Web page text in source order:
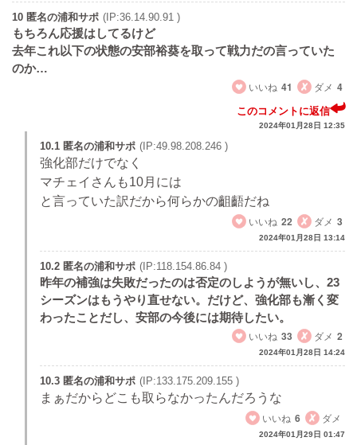
10 匿名の浦和サポ (IP:36.14.90.91 )
もちろん応援はしてるけど
去年これ以下の状態の安部裕葵を取って戦力だの言っていた
のか…
いいね 41 ダメ 4
このコメントに返信
2024年01月28日 12:35
10.1 匿名の浦和サポ (IP:49.98.208.246 )
強化部だけでなく
マチェイさんも10月には
と言っていた訳だから何らかの齟齬だね
いいね 22 ダメ 3
2024年01月28日 13:14
10.2 匿名の浦和サポ (IP:118.154.86.84 )
昨年の補強は失敗だったのは否定のしようが無いし、23
シーズンはもうやり直せない。だけど、強化部も漸く変
わったことだし、安部の今後には期待したい。
いいね 33 ダメ 2
2024年01月28日 14:24
10.3 匿名の浦和サポ (IP:133.175.209.155 )
まぁだからどこも取らなかったんだろうな
いいね 6 ダメ
2024年01月29日 01:47